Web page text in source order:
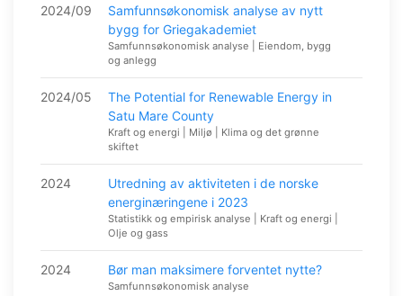
2024/09
Samfunnsøkonomisk analyse av nytt
bygg for Griegakademiet
Samfunnsøkonomisk analyse | Eiendom, bygg
og anlegg
2024/05
The Potential for Renewable Energy in
Satu Mare County
Kraft og energi | Miljø | Klima og det grønne
skiftet
2024
Utredning av aktiviteten i de norske
energinæringene i 2023
Statistikk og empirisk analyse | Kraft og energi |
Olje og gass
2024 Bør man maksimere forventet nytte?
Samfunnsøkonomisk analyse